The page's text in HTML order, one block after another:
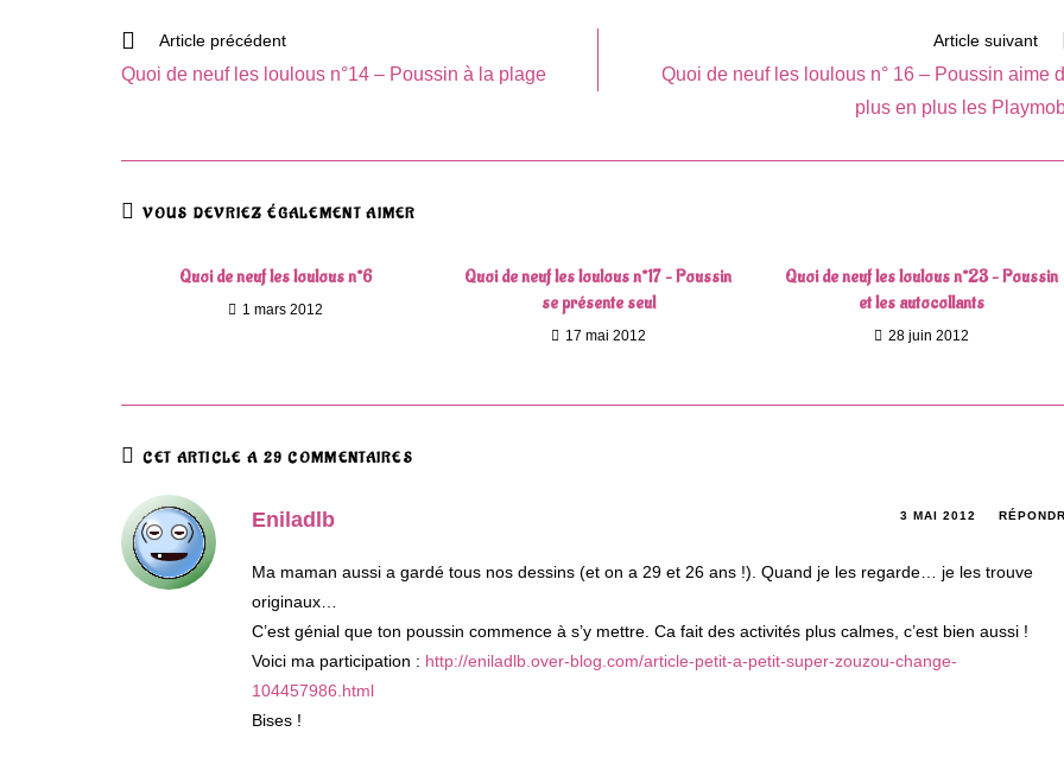
Read
articles
Article précédent
Quoi de neuf les loulous n°14 – Poussin à la plage
Article suivant
Quoi de neuf les loulous n° 16 – Poussin aime
plus en plus les
VOUS DEVRIEZ ÉGALEMENT AIMER
Quoi de neuf les loulous n°6
1 mars 2012
Quoi de neuf les loulous n°17 – Poussin
se présente seul
17 mai 2012
Quoi de neuf les loulous n°23 – Poussin
et les autocollants
28 juin 2012
CET ARTICLE A 29 COMMENTAIRES
Eniladlb 3 MAI 2012
Ma maman aussi a gardé tous nos dessins (et on a 29 et 26 ans !). Quand je les regarde… je les trouve
originaux…
C’est génial que ton poussin commence à s’y mettre. Ca fait des activités plus calmes, c’est bien aussi !
Voici ma participation : http://eniladlb.over-blog.com/article-petit-a-petit-super-zouzou-change-
104457986.html
Bises !